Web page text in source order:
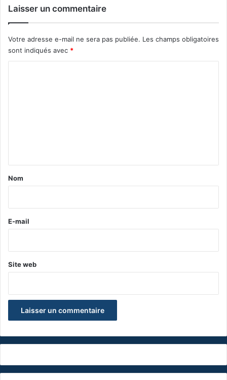
Laisser un commentaire
Votre adresse e-mail ne sera pas publiée. Les champs obligatoires
sont indiqués avec *
a
e
Nom
E-mail
Site web